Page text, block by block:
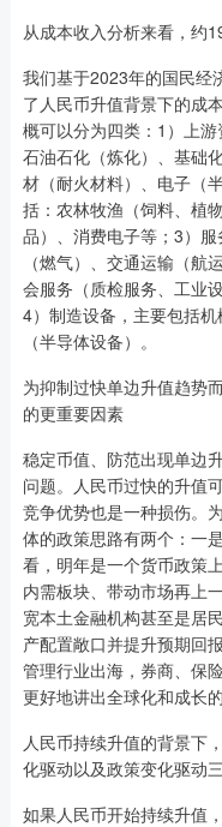
从成本收入分析来看，约
我们基于2023年的国民经
了人民币升值背景下的成
概可以分为四类：1）上游
石油石化（炼化）、基础
材（耐火材料）、电子（
括：农林牧渔（饲料、植
品）、消费电子等；3）
（燃气）、交通运输（航
会服务（质检服务、工业
4）制造设备，主要包括
（半导体设备）。
为抑制过快单边升值趋势
的更重要因素
稳定币值、防范出现单边
问题。人民币过快的升值
竞争优势也是一种损伤。
体的政策思路有两个：一
看，明年是一个货币政策
内需板块、带动市场再上
宽本土金融机构甚至是居
产配置敞口并提升预期回
管理行业出海，券商、保
更好地讲出全球化和成长的
人民币持续升值的背景下
化驱动以及政策变化驱动
如果人民币开始持续升值